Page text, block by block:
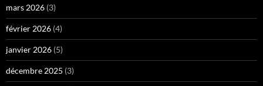
mars 2026 (3)
février 2026 (4)
janvier 2026 (5)
décembre 2025 (3)